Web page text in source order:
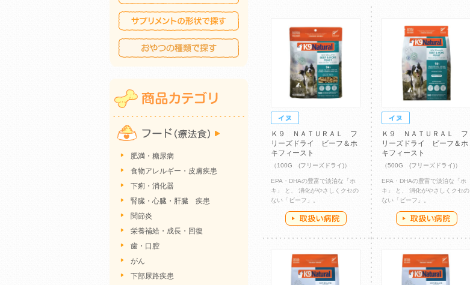
Ｋ９ ＮＡＴＵＲＡＬ フ
リーズドライ ビーフ＆ホ
キフィースト
（100G (フリーズドライ)）
EPA・DHAの豊富で淡泊な「ホ
キ」 と、 消化がやさしくクセの
ない「ビーフ」。
Ｋ９ ＮＡＴＵＲＡＬ フ
リーズドライ ビーフ＆ホ
キフィースト
（500G (フリーズドライ)）
EPA・DHAの豊富で淡泊な「ホ
キ」 と、 消化がやさしくクセの
ない「ビーフ」。
肥満・糖尿病
食物アレルギー・皮膚疾患
下痢・消化器
腎臓・心臓・肝臓 疾患
関節炎
栄養補給・成長・回復
歯・口腔
がん
下部尿路疾患